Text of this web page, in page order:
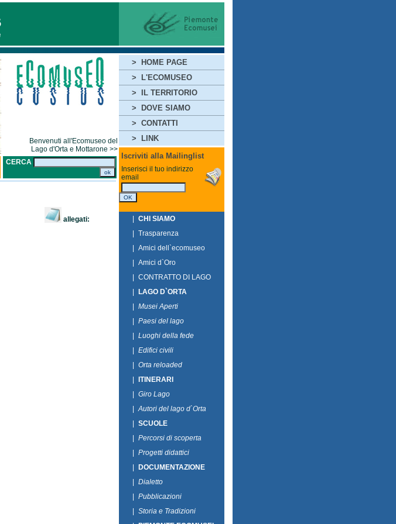
Benvenuti all'Ecomuseo del
Lago d'Orta e Mottarone >>
CERCA
allegati:
>
HOME PAGE
>
L'ECOMUSEO
>
IL TERRITORIO
>
DOVE SIAMO
> CONTATTI
>
LINK
Iscriviti alla Mailinglist
Inserisci il tuo indirizzo
email
CHI SIAMO
Trasparenza
Amici dell`ecomuseo
Amici d`Oro
CONTRATTO DI LAGO
LAGO D`ORTA
Musei Aperti
Paesi del lago
Luoghi della fede
Edifici civili
Orta reloaded
ITINERARI
Giro Lago
Autori del lago d`Orta
SCUOLE
Percorsi di scoperta
Progetti didattici
DOCUMENTAZIONE
Dialetto
Pubblicazioni
Storia e Tradizioni